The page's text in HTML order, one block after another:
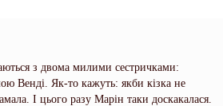
з двома милими сестричками:
Венді. Як-то кажуть: якби кізка не
І цього разу Марін таки доскакалася.